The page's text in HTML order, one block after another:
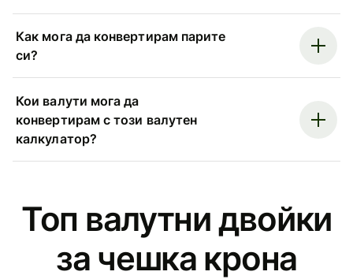
Как мога да конвертирам парите
си?
Кои валути мога да
конвертирам с този валутен
калкулатор?
Топ валутни двойки
за чешка крона